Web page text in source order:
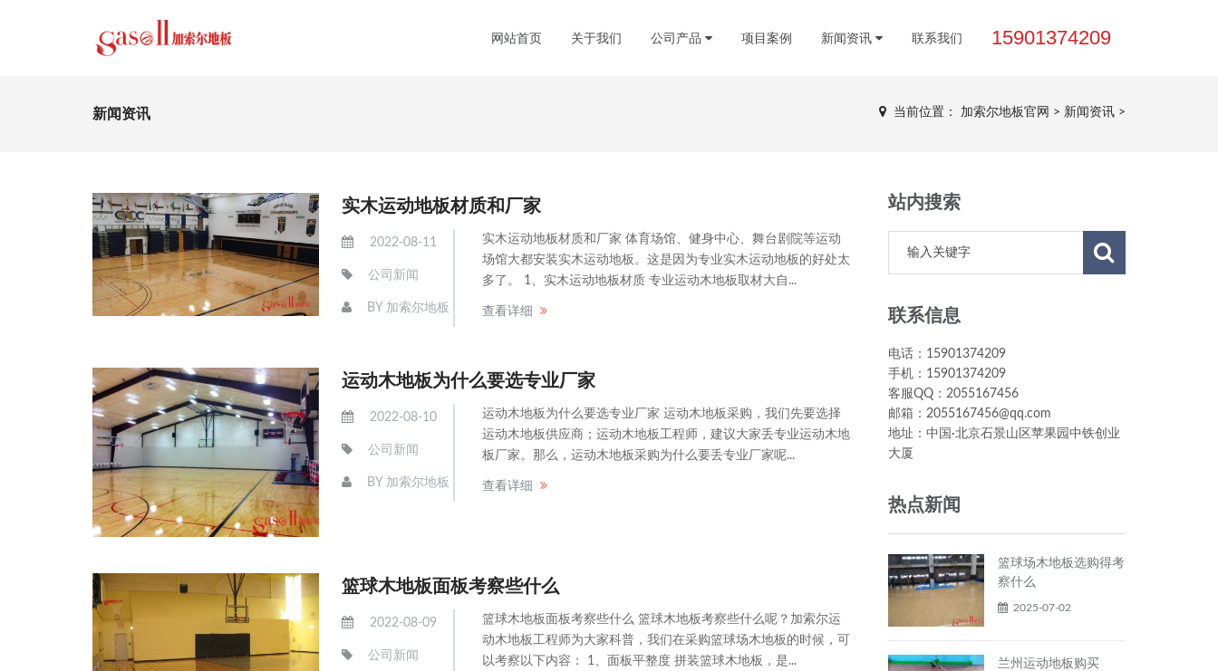
网站首页 关于我们 公司产品 项目案例 新闻资讯 联系我们 15901374209
新闻资讯 当前位置： 加索尔地板官网 > 新闻资讯 >
实木运动地板材质和厂家
2022-08-11
公司新闻
BY 加索尔地板
实木运动地板材质和厂家 体育场馆、健身中心、舞台剧院等运动
场馆大都安装实木运动地板。这是因为专业实木运动地板的好处太
多了。 1、实木运动地板材质 专业运动木地板取材大自...
查看详细
运动木地板为什么要选专业厂家
2022-08-10
公司新闻
BY 加索尔地板
运动木地板为什么要选专业厂家 运动木地板采购，我们先要选择
运动木地板供应商；运动木地板工程师，建议大家丢专业运动木地
板厂家。那么，运动木地板采购为什么要丢专业厂家呢...
查看详细
篮球木地板面板考察些什么
2022-08-09
公司新闻
篮球木地板面板考察些什么 篮球木地板考察些什么呢？加索尔运
动木地板工程师为大家科普，我们在采购篮球场木地板的时候，可
以考察以下内容： 1、面板平整度 拼装篮球木地板，是...
站内搜索
联系信息
电话：15901374209
手机：15901374209
客服QQ：2055167456
邮箱：2055167456@qq.com
地址：中国·北京石景山区苹果园中铁创业
大厦
热点新闻
篮球场木地板选购得考
察什么
2025-07-02
兰州运动地板购买